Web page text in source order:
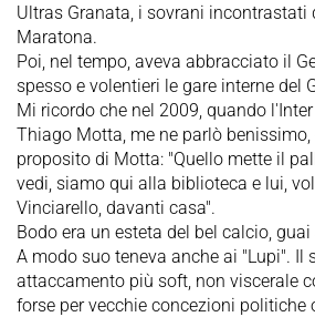
Ultras Granata, i sovrani incontrastati
Maratona.
Poi, nel tempo, aveva abbracciato il
spesso e volentieri le gare interne del
Mi ricordo che nel 2009, quando
Thiago Motta, me ne parlò
proposito di Motta: "Quello mette il
vedi, siamo qui alla biblioteca e lui,
Vinciarello, davanti casa".
Bodo era un esteta del bel calcio,
A modo suo teneva anche ai "Lupi". Il
attaccamento più soft, non viscerale
forse per vecchie concezioni politiche